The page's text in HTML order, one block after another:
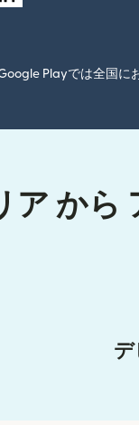
Playでは全国
ア から
デ